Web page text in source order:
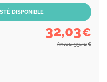
DISPONIBLE
32,03€
Antes: 33,72 €